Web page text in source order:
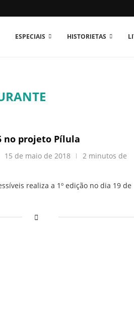
ESPECIAIS HISTORIETAS
no projeto Pílula
15 de maio de 2018
2 minutos de
realiza a 1º edição no dia 19 de